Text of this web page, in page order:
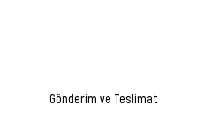
Gönderim ve Teslimat